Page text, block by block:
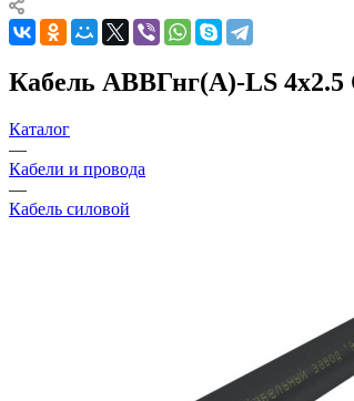
Кабель АВВГнг(А)-LS
Каталог
—
Кабели и провода
—
Кабель силовой